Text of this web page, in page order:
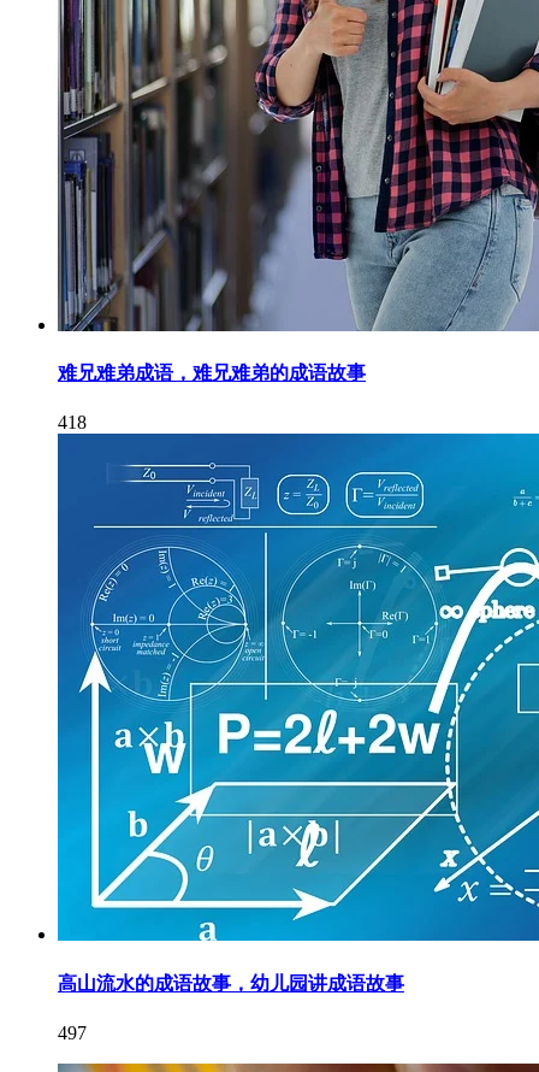
难兄难弟成语，难兄难弟的成语故事
418
高山流水的成语故事，幼儿园讲成语故事
497